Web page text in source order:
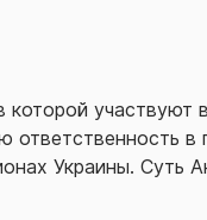
участвуют
в
Украины. Суть